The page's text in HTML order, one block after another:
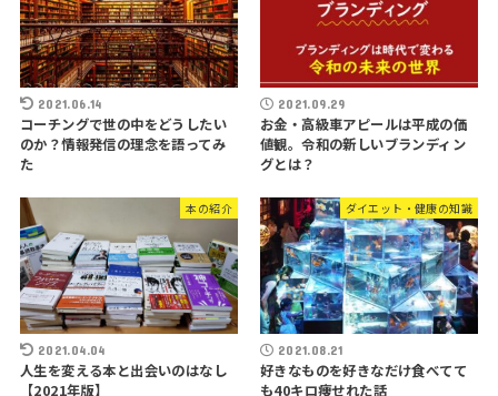
2021.06.14
コーチングで世の中をどうしたい
のか？情報発信の理念を語ってみ
た
2021.09.29
お金・高級車アピールは平成の価
値観。令和の新しいブランディン
グとは？
本の紹介
2021.04.04
人生を変える本と出会いのはなし
【2021年版】
ダイエット・健康の知識
2021.08.21
好きなものを好きなだけ食べてて
も40キロ痩せれた話